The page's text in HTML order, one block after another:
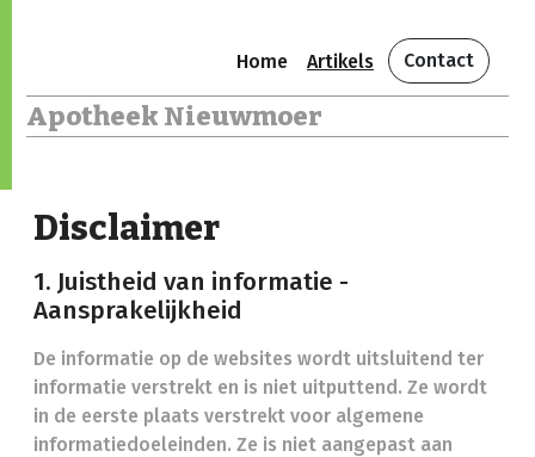
Home Artikels Contact
Apotheek Nieuwmoer
Disclaimer
1. Juistheid van informatie -
Aansprakelijkheid
De informatie op de websites wordt uitsluitend ter
informatie verstrekt en is niet uitputtend. Ze wordt
in de eerste plaats verstrekt voor algemene
informatiedoeleinden. Ze is niet aangepast aan